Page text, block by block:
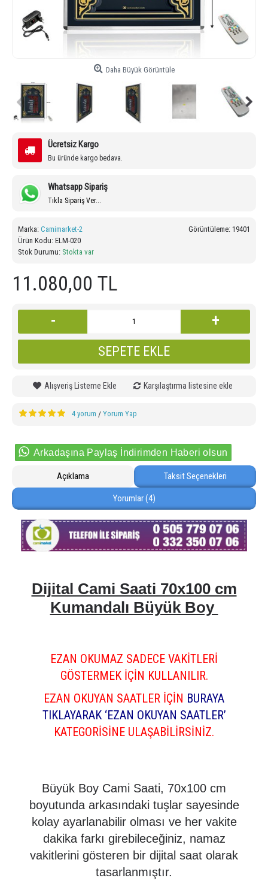
Daha Büyük Görüntüle
Ücretsiz Kargo
Bu üründe kargo bedava.
Whatsapp Sipariş
Tıkla Sipariş Ver...
Görüntüleme: 19401
Marka: Camimarket-2
Ürün Kodu: ELM-020
Stok Durumu: Stokta var
11.080,00 TL
- +
SEPETE EKLE
Alışveriş Listeme Ekle Karşılaştırma listesine ekle
4 yorum / Yorum Yap
Arkadaşına Paylaş İndirimden Haberi olsun
Açıklama Taksit Seçenekleri
Yorumlar (4)
Dijital Cami Saati 70x100 cm
Kumandalı Büyük Boy
EZAN OKUMAZ SADECE VAKİTLERİ
GÖSTERMEK İÇİN KULLANILIR.
EZAN OKUYAN SAATLER İÇİN BURAYA
TIKLAYARAK ‘EZAN OKUYAN SAATLER’
KATEGORİSİNE ULAŞABİLİRSİNİZ.
Büyük Boy Cami Saati, 70x100 cm
boyutunda arkasındaki tuşlar sayesinde
kolay ayarlanabilir olması ve her vakite
dakika farkı girebileceğiniz, namaz
vakitlerini gösteren bir dijital saat olarak
tasarlanmıştır.